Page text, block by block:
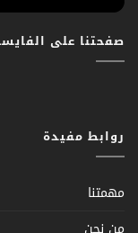
صفحتنا على
روابط مفيدة
مهمتنا